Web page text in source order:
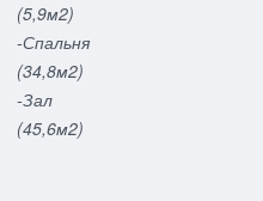
(5,9м2)
-Спальня
(34,8м2)
-Зал
(45,6м2)